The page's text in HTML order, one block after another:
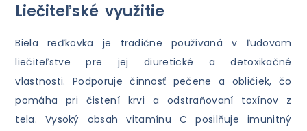
Liečiteľské využitie
Biela reďkovka je tradične používaná v ľudovom
liečiteľstve pre jej diuretické a detoxikačné
vlastnosti. Podporuje činnosť pečene a obličiek, čo
pomáha pri čistení krvi a odstraňovaní toxínov z
tela. Vysoký obsah vitamínu C posilňuje imunitný